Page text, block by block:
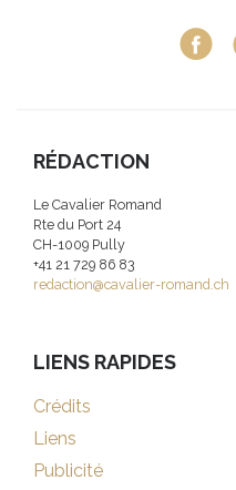
RÉDACTION
Le Cavalier Romand
Rte du Port 24
CH-1009 Pully
+41 21 729 86 83
redaction@cavalier-romand.ch
LIENS RAPIDES
Crédits
Liens
Publicité